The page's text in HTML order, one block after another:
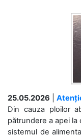
25.05.2026
Din cauza ploilor
pătrundere a apei
sistemul de